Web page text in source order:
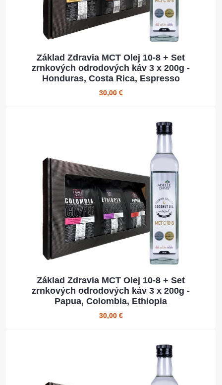
Základ Zdravia MCT Olej 10-8 + Set
zrnkových odrodových káv 3 x 200g -
Honduras, Costa Rica, Espresso
30,00 €
Základ Zdravia MCT Olej 10-8 + Set
zrnkových odrodových káv 3 x 200g -
Papua, Colombia, Ethiopia
30,00 €